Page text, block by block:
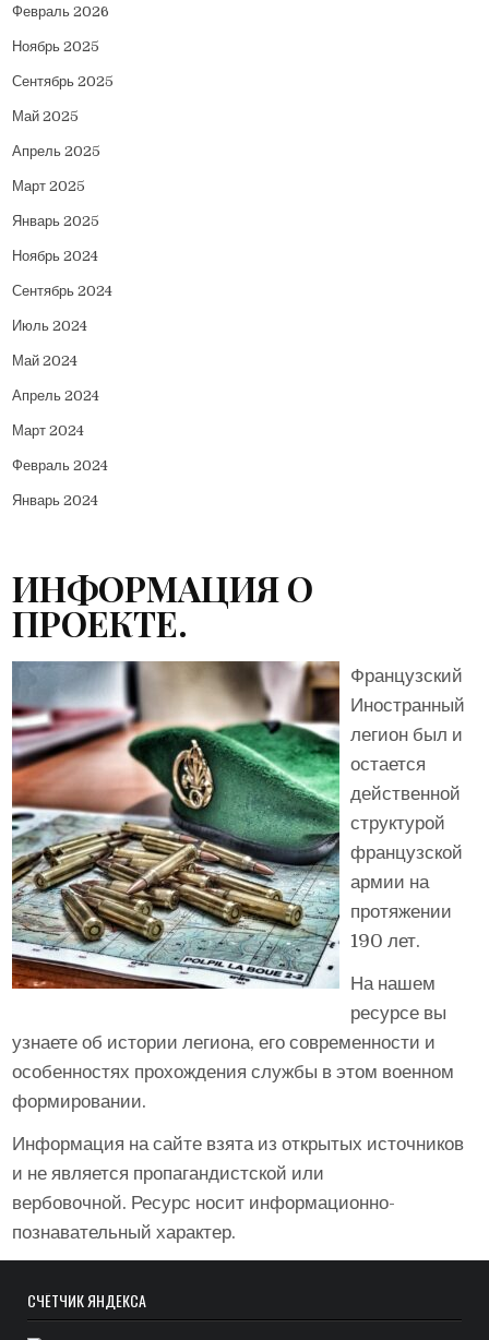
Февраль 2026
Ноябрь 2025
Сентябрь 2025
Май 2025
Апрель 2025
Март 2025
Январь 2025
Ноябрь 2024
Сентябрь 2024
Июль 2024
Май 2024
Апрель 2024
Март 2024
Февраль 2024
Январь 2024
ИНФОРМАЦИЯ О
ПРОЕКТЕ.
Французский
Иностранный
легион был и
остается
действенной
структурой
французской
армии на
протяжении
190 лет.
На нашем
ресурсе вы
узнаете об истории легиона, его современности и
особенностях прохождения службы в этом военном
формировании.
Информация на сайте взята из открытых источников
и не является пропагандистской или
вербовочной. Ресурс носит информационно-
познавательный характер.
СЧЁТЧИК ЯНДЕКСА